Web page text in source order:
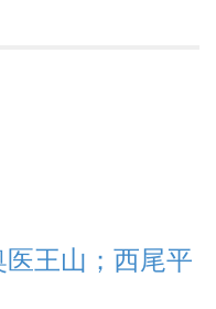
王山；西尾平